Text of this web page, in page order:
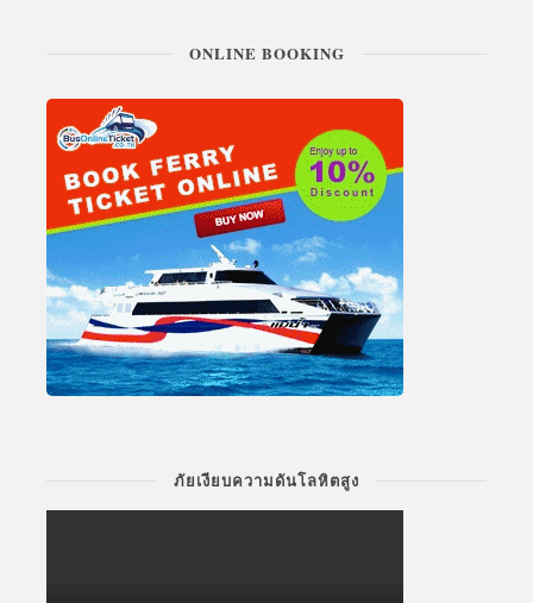
ONLINE BOOKING
ภัยเงียบความดันโลหิตสูง